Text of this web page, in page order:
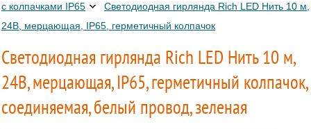
с колпачками IP65
Светодиодная гирлянда Rich LED Нить 10 м,
24В, мерцающая, IP65, герметичный колпачок
Светодиодная гирлянда Rich LED Нить 10 м,
24В, мерцающая, IP65, герметичный колпачок,
соединяемая, белый провод, зеленая